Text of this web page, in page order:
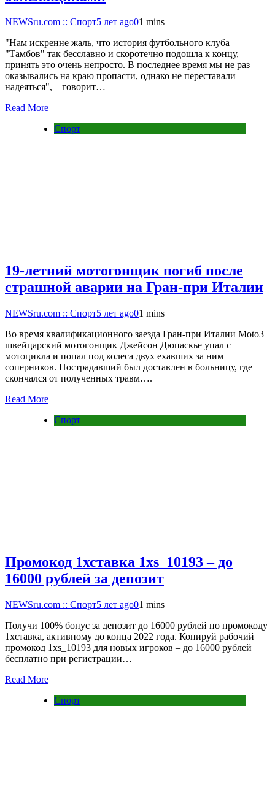
NEWSru.com :: Спорт5 лет ago01 mins
"Нам искренне жаль, что история футбольного клуба
"Тамбов" так бесславно и скоротечно подошла к концу,
принять это очень непросто. В последнее время мы не раз
оказывались на краю пропасти, однако не переставали
надеяться", – говорит…
Read More
Спорт
19-летний мотогонщик погиб после
страшной аварии на Гран-при Италии
NEWSru.com :: Спорт5 лет ago01 mins
Во время квалификационного заезда Гран-при Италии Moto3
швейцарский мотогонщик Джейсон Дюпаскье упал с
мотоцикла и попал под колеса двух ехавших за ним
соперников. Пострадавший был доставлен в больницу, где
скончался от полученных травм….
Read More
Спорт
Промокод 1хставка 1xs_10193 – до
16000 рублей за депозит
NEWSru.com :: Спорт5 лет ago01 mins
Получи 100% бонус за депозит до 16000 рублей по промокоду
1хставка, активному до конца 2022 года. Копируй рабочий
промокод 1xs_10193 для новых игроков – до 16000 рублей
бесплатно при регистрации…
Read More
Спорт